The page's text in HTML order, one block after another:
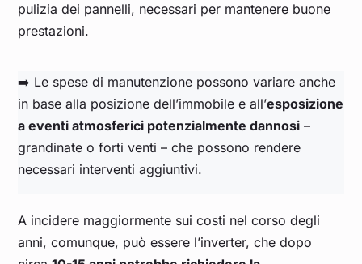
pulizia dei pannelli, necessari per mantenere buone
prestazioni.
➡️ Le spese di manutenzione possono variare anche
in base alla posizione dell’immobile e all’esposizione
a eventi atmosferici potenzialmente dannosi –
grandinate o forti venti – che possono rendere
necessari interventi aggiuntivi.
A incidere maggiormente sui costi nel corso degli
anni, comunque, può essere l’inverter, che dopo